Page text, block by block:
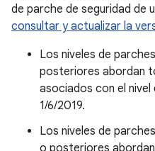
de parche de seguridad de
consultar y actualizar la
Los niveles de
posteriores abordan
asociados con el
1/6/2019.
Los niveles de
o posteriores